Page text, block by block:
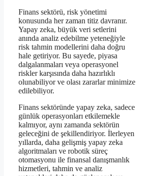
Finans sektörü, risk yönetimi
konusunda her zaman titiz davranır.
Yapay zeka, büyük veri setlerini
anında analiz edebilme yeteneğiyle
risk tahmin modellerini daha doğru
hale getiriyor. Bu sayede, piyasa
dalgalanmaları veya operasyonel
riskler karşısında daha hazırlıklı
olunabiliyor ve olası zararlar minimize
edilebiliyor.
Finans sektöründe yapay zeka, sadece
günlük operasyonları etkilemekle
kalmıyor, aynı zamanda sektörün
geleceğini de şekillendiriyor. İlerleyen
yıllarda, daha gelişmiş yapay zeka
algoritmaları ve robotik süreç
otomasyonu ile finansal danışmanlık
hizmetleri, tahmin ve analiz